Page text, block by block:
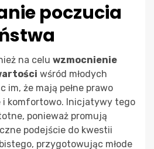
poczucia
na celu wzmocnienie
wśród młodych
im, że mają pełne prawo
i komfortowo. Inicjatywy tego
ponieważ promują
podejście do kwestii
przygotowując młode